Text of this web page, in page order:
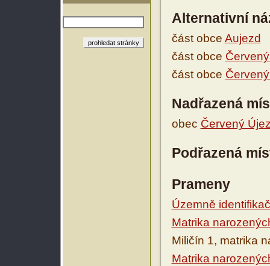
Alternativní
část obce Aujezd
část obce
část obce
Nadřazená
obec Červený
Podřazená
Prameny
Územně
Matrika
Miličín 1, matrika
Matrika